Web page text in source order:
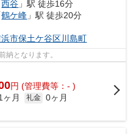
西谷 」駅 徒歩16分
鶴ケ峰 」駅 徒歩20分
市保土ケ谷区川島町
納となります。
円 (管理費等：- )
ヶ月 礼金 0ヶ月